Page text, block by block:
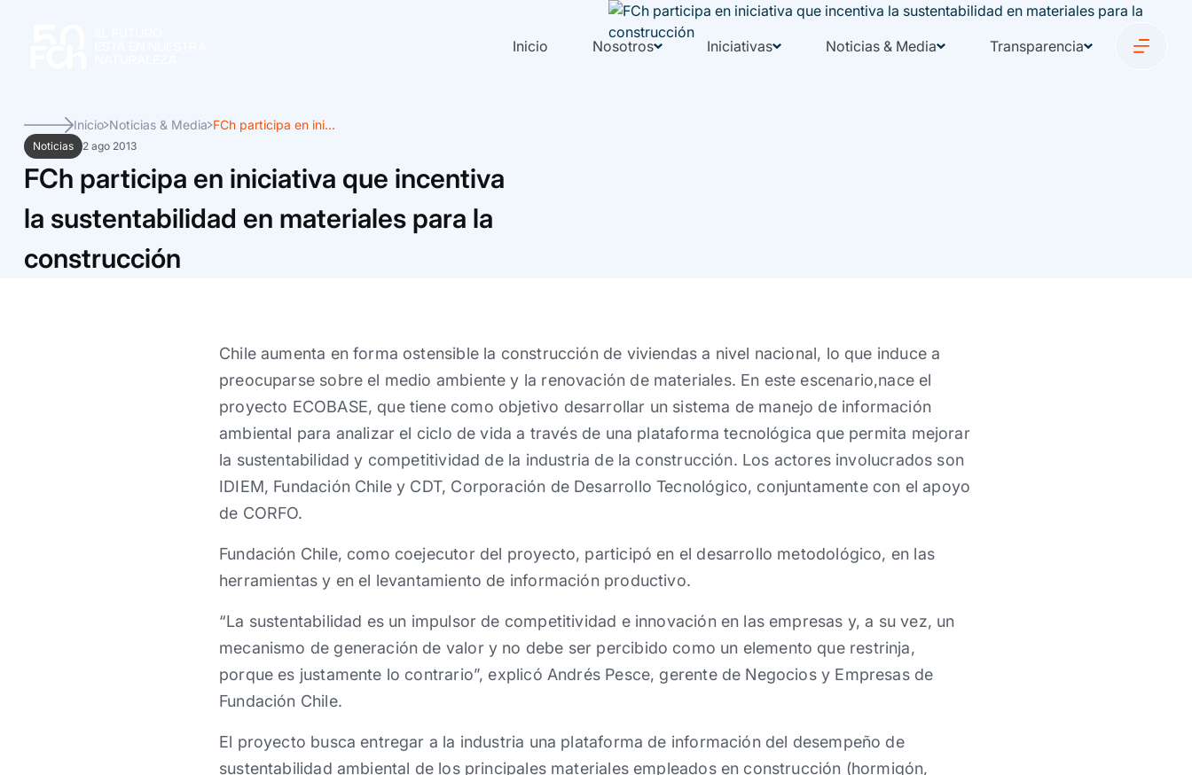
Inicio Nosotros Iniciativas Noticias & Media Transparencia
Inicio Noticias & Media FCh participa en ini...
Noticias 2 ago 2013
FCh participa en iniciativa que incentiva
la sustentabilidad en materiales para la
construcción
Chile aumenta en forma ostensible la construcción de viviendas a nivel nacional, lo que induce a
preocuparse sobre el medio ambiente y la renovación de materiales. En este escenario,nace el
proyecto ECOBASE, que tiene como objetivo desarrollar un sistema de manejo de información
ambiental para analizar el ciclo de vida a través de una plataforma tecnológica que permita mejorar
la sustentabilidad y competitividad de la industria de la construcción. Los actores involucrados son
IDIEM, Fundación Chile y CDT, Corporación de Desarrollo Tecnológico, conjuntamente con el apoyo
de CORFO.
Fundación Chile, como coejecutor del proyecto, participó en el desarrollo metodológico, en las
herramientas y en el levantamiento de información productivo.
“La sustentabilidad es un impulsor de competitividad e innovación en las empresas y, a su vez, un
mecanismo de generación de valor y no debe ser percibido como un elemento que restrinja,
porque es justamente lo contrario”, explicó Andrés Pesce, gerente de Negocios y Empresas de
Fundación Chile.
El proyecto busca entregar a la industria una plataforma de información del desempeño de
sustentabilidad ambiental de los principales materiales empleados en construcción (hormigón,